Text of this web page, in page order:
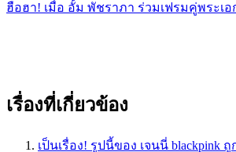
ฮือฮา! เมื่อ อั้ม พัชราภา ร่วมเฟรมคู่พระเ
เรื่องที่เกี่ยวข้อง
เป็นเรื่อง! รูปนี้ของ เจนนี่ blackpink